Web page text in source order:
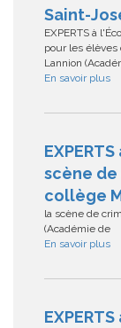
Saint-
EXPERTS à
pour les
Lannion
En savoir plus
scène de
collège
la scène de
(Académie de
En savoir plus